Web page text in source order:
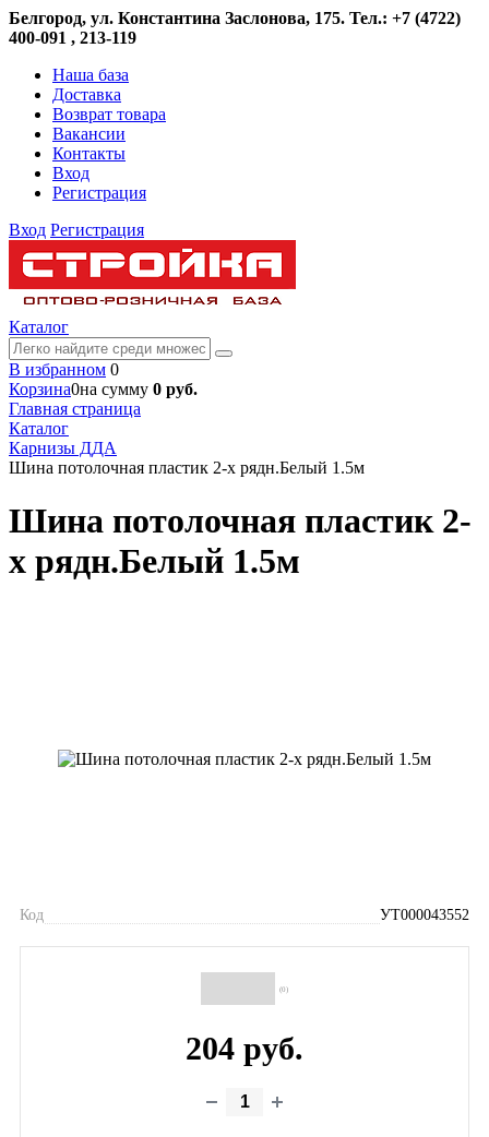
Белгород, ул. Константина Заслонова, 175. Тел.: +7 (4722)
400-091 , 213-119
Наша база
Доставка
Возврат товара
Вакансии
Контакты
Вход
Регистрация
Вход Регистрация
Каталог
В избранном 0
Корзина0на сумму 0 руб.
Главная страница
Каталог
Карнизы ДДА
Шина потолочная пластик 2-х рядн.Белый 1.5м
Шина потолочная пластик 2-
х рядн.Белый 1.5м
Код УТ000043552
(0)
204 руб.